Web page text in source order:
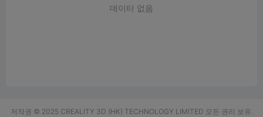
데이터 없음
저작권 © 2025 CREALITY 3D (HK) TECHNOLOGY LIMITED 모든 권리 보유.